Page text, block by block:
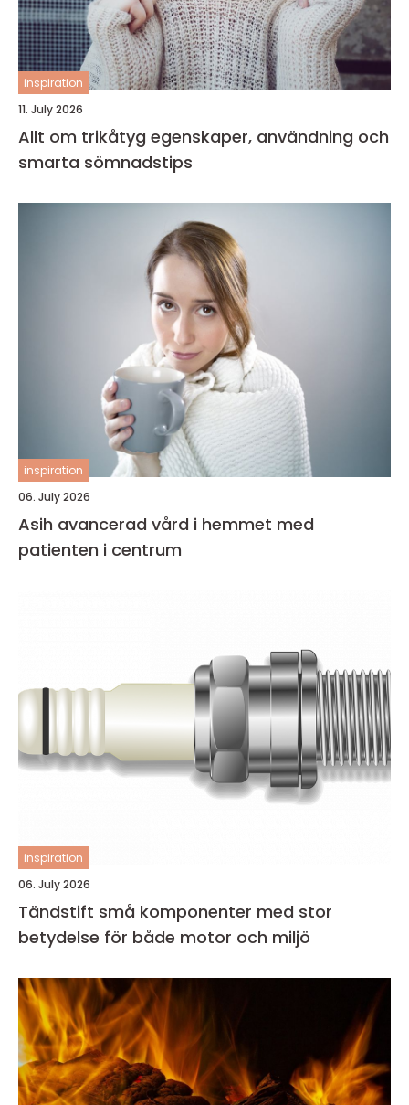
inspiration
11. July 2026
Allt om trikåtyg egenskaper, användning och
smarta sömnadstips
inspiration
06. July 2026
Asih avancerad vård i hemmet med
patienten i centrum
inspiration
06. July 2026
Tändstift små komponenter med stor
betydelse för både motor och miljö